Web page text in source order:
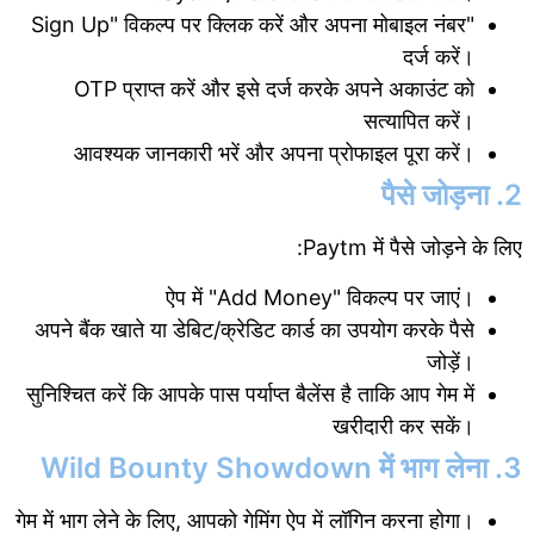
"Sign Up" विकल्प पर क्लिक करें और अपना मोबाइल नंबर
दर्ज करें।
OTP प्राप्त करें और इसे दर्ज करके अपने अकाउंट को
सत्यापित करें।
आवश्यक जानकारी भरें और अपना प्रोफाइल पूरा करें।
2. पैसे जोड़ना
Paytm में पैसे जोड़ने के लिए:
ऐप में "Add Money" विकल्प पर जाएं।
अपने बैंक खाते या डेबिट/क्रेडिट कार्ड का उपयोग करके पैसे
जोड़ें।
सुनिश्चित करें कि आपके पास पर्याप्त बैलेंस है ताकि आप गेम में
खरीदारी कर सकें।
3. Wild Bounty Showdown में भाग लेना
गेम में भाग लेने के लिए, आपको गेमिंग ऐप में लॉगिन करना होगा।